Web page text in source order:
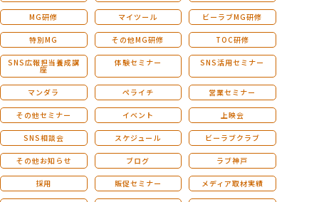
MG研修 マイツール ビーラブMG研修
特別MG その他MG研修 TOC研修
SNS広報担当養成講
座
体験セミナー SNS活用セミナー
マンダラ ペライチ 営業セミナー
その他セミナー イベント 上映会
SNS相談会 スケジュール ビーラブクラブ
その他お知らせ ブログ ラブ神戸
採用 販促セミナー メディア取材実績